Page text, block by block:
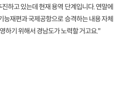
하고 있는데 현재 용역 단계입니다. 연말에
능재편과 국제공항으로 승격하는 내용 자체
하기 위해서 경남도가 노력할 거고요."